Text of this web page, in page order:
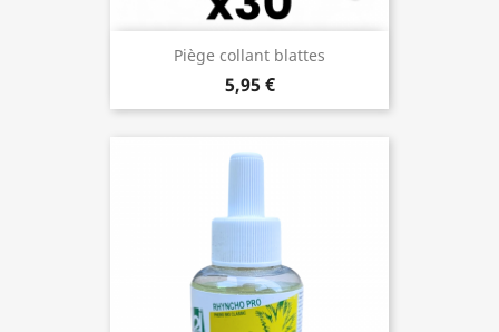
Piège collant blattes
5,95 €